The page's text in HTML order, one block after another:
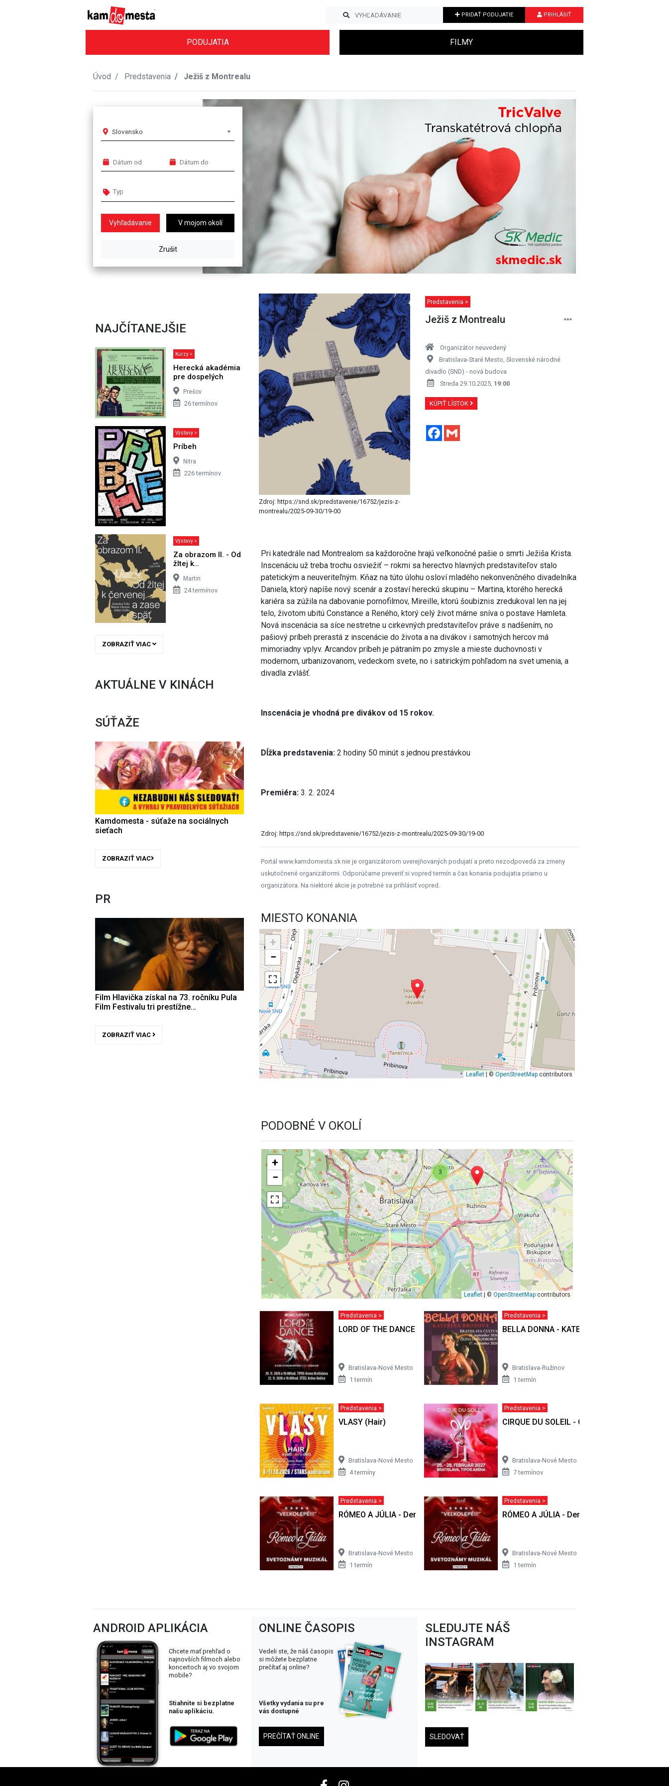
PRIDAŤ PODUJATIE PRIHLÁSIŤ
PODUJATIA FILMY
Úvod Predstavenia Ježiš z Montrealu
Slovensko
V mojom okolí
NAJČÍTANEJŠIE
Kurzy >
Herecká akadémia
pre dospelých
Prešov
26 termínov
Výstavy >
Príbeh
Nitra
226 termínov
Výstavy >
Za obrazom II. - Od
žltej k…
Martin
24 termínov
ZOBRAZIŤ VIAC
AKTUÁLNE V KINÁCH
SÚŤAŽE
Kamdomesta - súťaže na sociálnych
sieťach
ZOBRAZIŤ VIAC
PR
Film Hlavička získal na 73. ročníku Pula
Film Festivalu tri prestížne…
ZOBRAZIŤ VIAC
Zdroj: https://snd.sk/predstavenie/16752/jezis-z-
montrealu/2025-09-30/19-00
Predstavenia >
Ježiš z Montrealu
Organizátor neuvedený
Bratislava-Staré Mesto, Slovenské národné
divadlo (SND) - nová budova
Streda 29.10.2025, 19:00
KÚPIŤ LÍSTOK
Facebook
Pri katedrále nad Montrealom sa každoročne hrajú veľkonočné pašie o smrti Ježiša Krista.
Inscenáciu už treba trochu osviežiť – rokmi sa herectvo hlavných predstaviteľov stalo
patetickým a neuveriteľným. Kňaz na túto úlohu osloví mladého nekonvenčného divadelníka
Daniela, ktorý napíše nový scenár a zostaví hereckú skupinu – Martina, ktorého herecká
kariéra sa zúžila na dabovanie pornofilmov, Mireille, ktorú šoubiznis zredukoval len na jej
telo, životom ubitú Constance a Reného, ktorý celý život márne sníva o postave Hamleta.
Nová inscenácia sa síce nestretne u cirkevných predstaviteľov práve s nadšením, no
pašiový príbeh prerastá z inscenácie do života a na divákov i samotných hercov má
mimoriadny vplyv. Arcandov príbeh je pátraním po zmysle a mieste duchovnosti v
modernom, urbanizovanom, vedeckom svete, no i satirickým pohľadom na svet umenia, a
divadla zvlášť.
Inscenácia je vhodná pre divákov od 15 rokov.
Dĺžka predstavenia:2 hodiny 50 minút s jednou prestávkou
Premiéra: 3. 2. 2024
Zdroj: https://snd.sk/predstavenie/16752/jezis-z-montrealu/2025-09-30/19-00
Portál www.kamdomesta.sk nie je organizátorom uverejňovaných podujatí a preto nezodpovedá za zmeny
uskutočnené organizátormi. Odporúčame preveriť si vopred termín a čas konania podujatia priamo u
organizátora. Na niektoré akcie je potrebné sa prihlásiť vopred.
MIESTO KONANIA
+
−
Leaflet| © OpenStreetMapcontributors
PODOBNÉ V OKOLÍ
3
+
−
Leaflet | ©OpenStreetMap contributors
Predstavenia >
LORD OF THE DANCE 2026
Bratislava-Nové Mesto
1 termín
Predstavenia >
BELLA DONNA - KATEŘINA BROŽOVÁ
Bratislava-Ružinov
1 termín
Predstavenia >
VLASY (Hair)
Bratislava-Nové Mesto
4 termíny
Predstavenia >
CIRQUE DU SOLEIL - OVO
Bratislava-Nové Mesto
7 termínov
Predstavenia >
RÓMEO A JÚLIA - Derniérový set
Bratislava-Nové Mesto
1 termín
Predstavenia >
RÓMEO A JÚLIA - Derniérový set
Bratislava-Nové Mesto
1 termín
ANDROID APLIKÁCIA
Chcete mať prehľad o
najnovších filmoch alebo
koncertoch aj vo svojom
mobile?
Stiahnite si bezplatne
našu aplikáciu.
ONLINE ČASOPIS
Vedeli ste, že náš časopis
si môžete bezplatne
prečítať aj online?
Všetky vydania su pre
vás dostupné
PREČÍTAŤ ONLINE
SLEDUJTE NÁŠ
INSTAGRAM
SLEDOVAŤ